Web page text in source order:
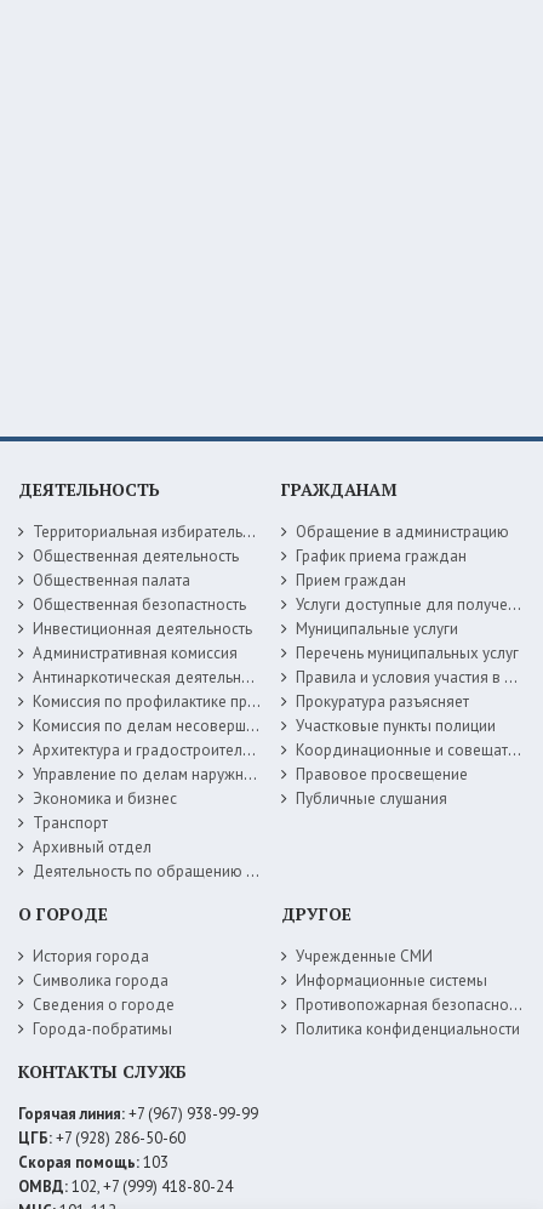
ДЕЯТЕЛЬНОСТЬ
Территориальная избирательная комиссия
Общественная деятельность
Общественная палата
Общественная безопастность
Инвестиционная деятельность
Административная комиссия
Антинаркотическая деятельность
Комиссия по профилактике правонарушений
Комиссия по делам несовершеннолетних
Архитектура и градостроительство
Управление по делам наружной рекламы
Экономика и бизнес
Транспорт
Архивный отдел
Деятельность по обращению с животными без владельцев
ГРАЖДАНАМ
Обращение в администрацию
График приема граждан
Прием граждан
Услуги доступные для получения в электронной форме
Муниципальные услуги
Перечень муниципальных услуг
Правила и условия участия в жилищных программах
Прокуратура разъясняет
Участковые пункты полиции
Координационные и совещательные органы
Правовое просвещение
Публичные слушания
О ГОРОДЕ
История города
Символика города
Сведения о городе
Города-побратимы
ДРУГОЕ
Учрежденные СМИ
Информационные системы
Противопожарная безопасность
Политика конфиденциальности
КОНТАКТЫ СЛУЖБ
Горячая линия:+7 (967) 938-99-99
ЦГБ:+7 (928) 286-50-60
Скорая помощь:103
ОМВД:102, +7 (999) 418-80-24